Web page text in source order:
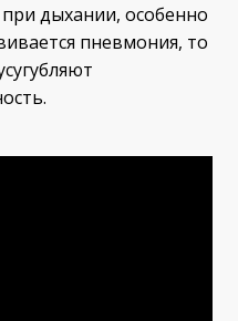
дыхании, особенно
пневмония, то